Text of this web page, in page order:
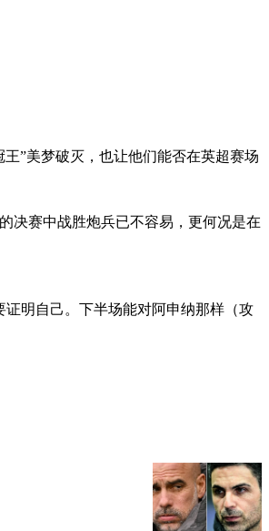
王”美梦破灭，也让他们能否在英超赛场
决赛中战胜炮兵已不容易，更何况是在
明自己。下半场能对阿申纳那样（攻